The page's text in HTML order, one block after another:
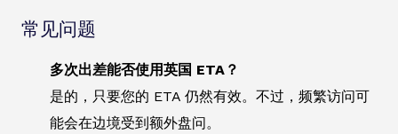
常见问题
多次出差能否使用英国 ETA？
是的，只要您的 ETA 仍然有效。不过，频繁访问可
能会在边境受到额外盘问。